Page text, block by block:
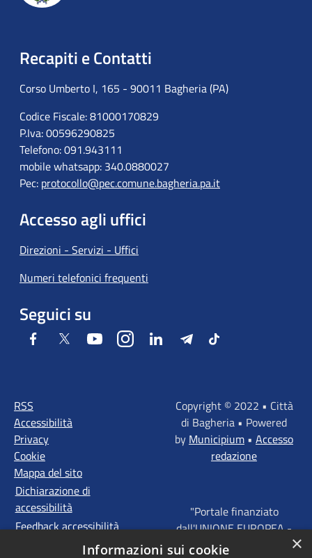
Recapiti e Contatti
Corso Umberto I, 165 - 90011 Bagheria (PA)
Codice Fiscale: 81000170829
P.Iva: 00596290825
Telefono: 091.943111
mobile whatsapp: 340.0880027
Pec: protocollo@pec.comune.bagheria.pa.it
Accesso agli uffici
Direzioni - Servizi - Uffici
Numeri telefonici frequenti
Seguici su
Facebook Twitter YoutubeInstagramLinkedIn TelegramTiktok
RSS
Accessibilità
Privacy
Cookie
Mappa del sito
Dichiarazione di
accessibilità
Feedback accessibilità
Copyright © 2022 • Città
di Bagheria • Powered
by Municipium • Accesso
redazione
"Portale finanziato
dall'UNIONE EUROPEA -
FONDI STRUTTURALI
×
Informazioni sui cookie